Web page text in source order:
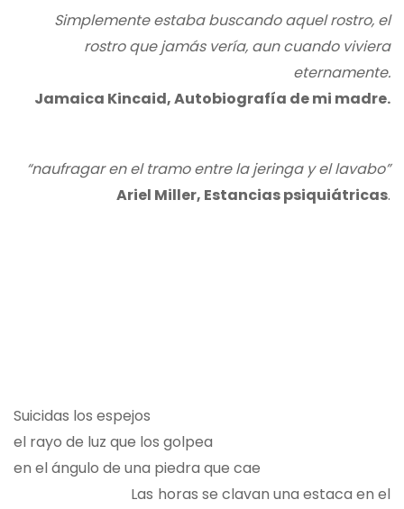
Simplemente estaba buscando aquel rostro, el
rostro que jamás vería, aun cuando viviera
eternamente.
Jamaica Kincaid, Autobiografía de mi madre.
“naufragar en el tramo entre la jeringa y el lavabo”
Ariel Miller, Estancias psiquiátricas.
Suicidas los espejos
el rayo de luz que los golpea
en el ángulo de una piedra que cae
Las horas se clavan una estaca en el